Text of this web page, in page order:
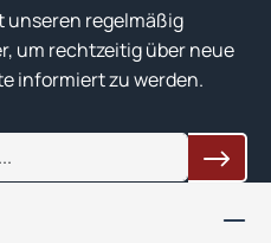
unseren regelmäßig
um rechtzeitig über neue
informiert zu werden.